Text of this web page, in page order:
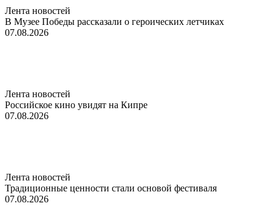
Лента новостей
В Музее Победы рассказали о героических летчиках
07.08.2026
Лента новостей
Российское кино увидят на Кипре
07.08.2026
Лента новостей
Традиционные ценности стали основой фестиваля
07.08.2026